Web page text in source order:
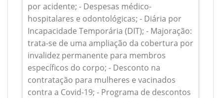
por acidente; - Despesas médico-
hospitalares e odontológicas; - Diária por
Incapacidade Temporária (DIT); - Majoração:
trata-se de uma ampliação da cobertura por
invalidez permanente para membros
específicos do corpo; - Desconto na
contratação para mulheres e vacinados
contra a Covid-19; - Programa de descontos